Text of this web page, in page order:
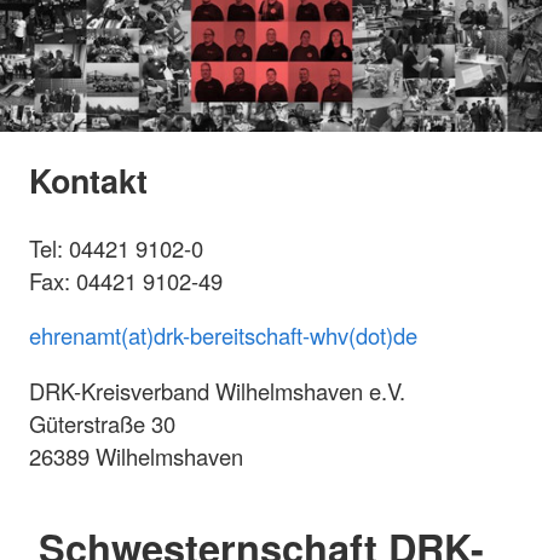
Kontakt
Tel: 04421 9102-0
Fax: 04421 9102-49
ehrenamt(at)drk-bereitschaft-whv(dot)de
DRK-Kreisverband Wilhelmshaven e.V.
Güterstraße 30
26389 Wilhelmshaven
Schwesternschaft DRK-